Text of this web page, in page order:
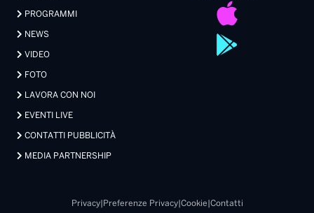
PROGRAMMI
NEWS
VIDEO
FOTO
LAVORA CON NOI
EVENTI LIVE
CONTATTI PUBBLICITÀ
MEDIA PARTNERSHIP
Privacy| Preferenze Privacy| Cookie Contatti